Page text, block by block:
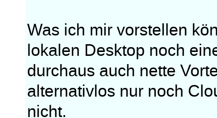
Was ich mir vorstellen
lokalen Desktop noch
durchaus auch nette
alternativlos nur noch
nicht.